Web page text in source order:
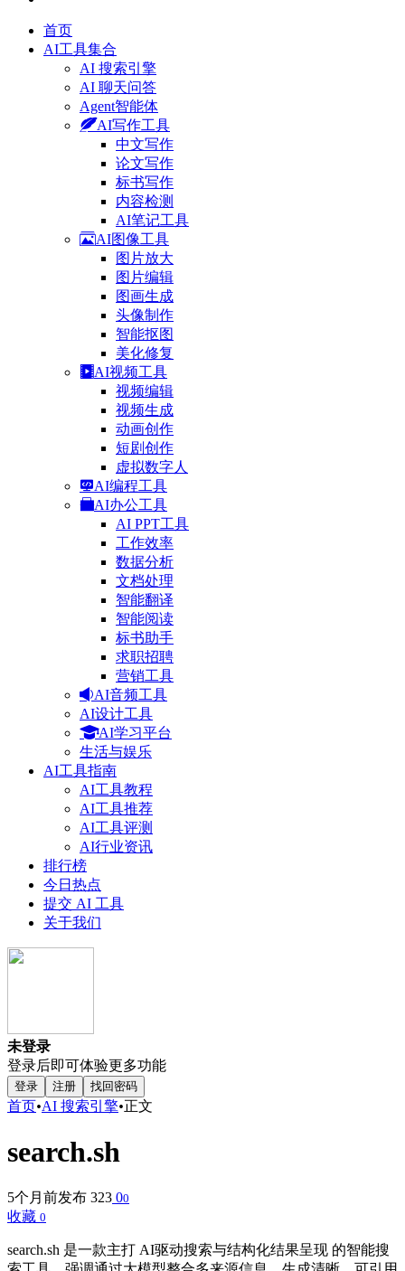
首页
AI工具集合
AI 搜索引擎
AI 聊天问答
Agent智能体
AI写作工具
中文写作
论文写作
标书写作
内容检测
AI笔记工具
AI图像工具
图片放大
图片编辑
图画生成
头像制作
智能抠图
美化修复
AI视频工具
视频编辑
视频生成
动画创作
短剧创作
虚拟数字人
AI编程工具
AI办公工具
AI PPT工具
工作效率
数据分析
文档处理
智能翻译
智能阅读
标书助手
求职招聘
营销工具
AI音频工具
AI设计工具
AI学习平台
生活与娱乐
AI工具指南
AI工具教程
AI工具推荐
AI工具评测
AI行业资讯
排行榜
今日热点
提交 AI 工具
关于我们
未登录
登录后即可体验更多功能
登录 注册 找回密码
首页•AI 搜索引擎•正文
search.sh
5个月前发布 323 00
收藏 0
search.sh 是一款主打 AI驱动搜索与结构化结果呈现 的智能搜